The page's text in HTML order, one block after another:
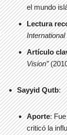
el mundo
Lectura
International
Artículo
Vision”
Sayyid Qutb:
Aporte:
criticó la